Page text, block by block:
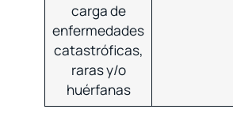
carga de
enfermedades
catastróficas,
raras y/o
huérfanas